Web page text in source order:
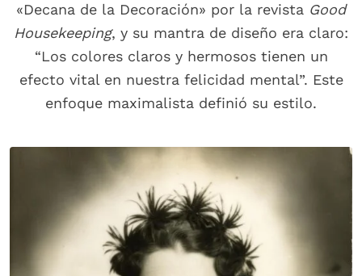
«Decana de la Decoración» por la revista Good
Housekeeping, y su mantra de diseño era claro:
“Los colores claros y hermosos tienen un
efecto vital en nuestra felicidad mental”. Este
enfoque maximalista definió su estilo.